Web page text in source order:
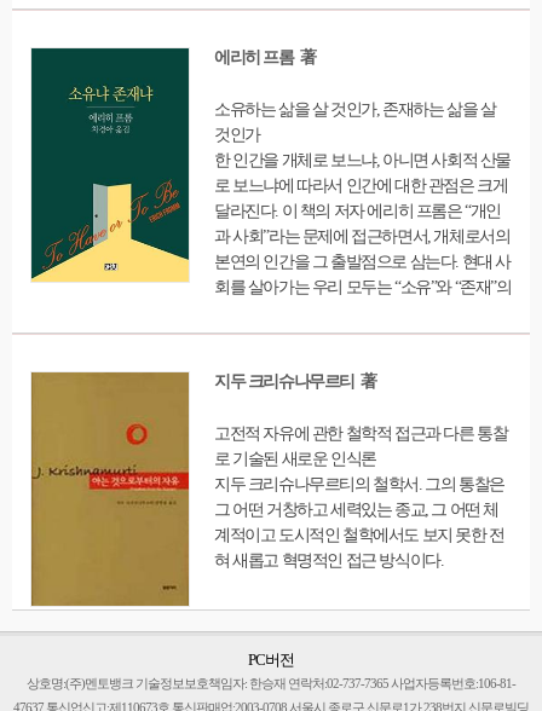
금까지도 전 세계인의 사랑을 받고 있는 이 책
그것을 극복해나가는 데 필요한 ‘자기훈육
대로 정신과 치료를 받으러 오는 정신질환자
를 오히려 의지가 강한, 영적 성장 가능성이
높은 사람으로 본다. 정신 질환과 직면하고 전
적으로 그에 따른 책임을 지고 그것을 극복하
려고 스스로 변화를 일으키는 사람이야말로
이제까지와는 전혀 다른 새로운 세상에서 살
수 있다는 것이다. 저자는 ‘내 우울증과 나를
공격한 불안은 최고의 경험이었다.’고 말하며,
는 저마다의 삶을 대입하고 비교해볼 수 있을
것이다. 그리하여 삶은 끝나는 그 순간까지 성
아직도 가야 할 길임을 깨달을 수 있다.
에리히 프롬 著
소유하는 삶을 살 것인가, 존재하는 삶을 살
것인가
한 인간을 개체로 보느냐, 아니면 사회적 산물
로 보느냐에 따라서 인간에 대한 관점은 크게
달라진다. 이 책의 저자 에리히 프롬은 “개인
과 사회”라는 문제에 접근하면서, 개체로서의
본연의 인간을 그 출발점으로 삼는다. 현대 사
회를 살아가는 우리 모두는 “소유”와 “존재”의
자들에게 그런 문제에 어떻게 대응할 것인가
이다. 이 책 「소유냐 존재냐」는, 특히 프롬
저자는 전문적인 학문적 자료를 피하면서 일
목요연하고 읽기 쉽도록, 그가 이전의 저술들
에서 한층 엄밀하게 (때로는 장황하게) 파고
들었던 사유의 과정을 이 책 안에 요약하고 있
다. 나아가 새로운 시각에서 간결하면서도 압
축된 형태로 자신의 고백의 다양한 단편들을
가 한층 관용을 알고 도움을 주며 욕구를 모르
고 평화를 사랑하는 인간이 되도록 기여한 저
지두 크리슈나무르티 著
고전적 자유에 관한 철학적 접근과 다른 통찰
로 기술된 새로운 인식론
지두 크리슈나무르티의 철학서. 그의 통찰은
그 어떤 거창하고 세력있는 종교, 그 어떤 체
계적이고 도시적인 철학에서도 보지 못한 전
혀 새롭고 혁명적인 접근 방식이다.
PC버전
상호명:(주)멘토뱅크 기술정보보호책임자: 한승재 연락처:02-737-7365 사업자등록번호:106-81-
47637 통신업신고:제110673호 통신판매업:2003-0708 서울시 종로구 신문로1가 238번지 신문로빌딩